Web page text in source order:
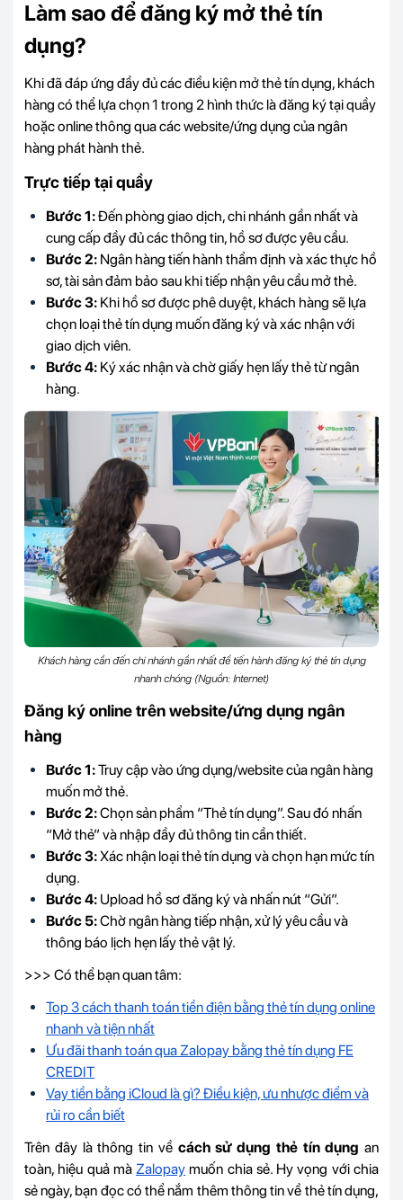
Làm sao để đăng ký mở thẻ tín
dụng?
Khi đã đáp ứng đầy đủ các điều kiện mở thẻ tín dụng, khách
hàng có thể lựa chọn 1 trong 2 hình thức là đăng ký tại quầy
hoặc online thông qua các website/ứng dụng của ngân
hàng phát hành thẻ.
Trực tiếp tại quầy
Bước 1:Đến phòng giao dịch, chi nhánh gần nhất và
cung cấp đầy đủ các thông tin, hồ sơ được yêu cầu.
Bước 2: Ngân hàng tiến hành thẩm định và xác thực hồ
sơ, tài sản đảm bảo sau khi tiếp nhận yêu cầu mở thẻ.
Bước 3: Khi hồ sơ được phê duyệt, khách hàng sẽ lựa
chọn loại thẻ tín dụng muốn đăng ký và xác nhận với
giao dịch viên.
Bước 4: Ký xác nhận và chờ giấy hẹn lấy thẻ từ ngân
hàng.
Khách hàng cần đến chi nhánh gần nhất để tiến hành đăng ký thẻ tín dụng
nhanh chóng (Nguồn: Internet)
Đăng ký online trên website/ứng dụng ngân
hàng
Bước 1:Truy cập vào ứng dụng/website của ngân hàng
muốn mở thẻ.
Bước 2:Chọn sản phẩm “Thẻ tín dụng”. Sau đó nhấn
“Mở thẻ” và nhập đầy đủ thông tin cần thiết.
Bước 3:Xác nhận loại thẻ tín dụng và chọn hạn mức tín
dụng.
Bước 4: Upload hồ sơ đăng ký và nhấn nút “Gửi”.
Bước 5:Chờ ngân hàng tiếp nhận, xử lý yêu cầu và
thông báo lịch hẹn lấy thẻ vật lý.
>>> Có thể bạn quan tâm:
Top 3 cách thanh toán tiền điện bằng thẻ tín dụng online
nhanh và tiện nhất
Ưu đãi thanh toán qua Zalopay bằng thẻ tín dụng FE
CREDIT
Vay tiền bằng iCloud là gì? Điều kiện, ưu nhược điểm và
rủi ro cần biết
Trên đây là thông tin về cách sử dụng thẻ tín dụng an
toàn, hiệu quả màZalopay muốn chia sẻ. Hy vọng với chia
sẻ ngày, bạn đọc có thể nắm thêm thông tin về thẻ tín dụng,